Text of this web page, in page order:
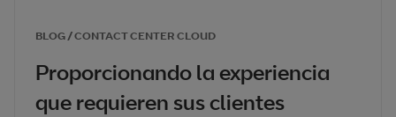
BLOG / CONTACT CENTER CLOUD
Proporcionando la experiencia
que requieren sus clientes